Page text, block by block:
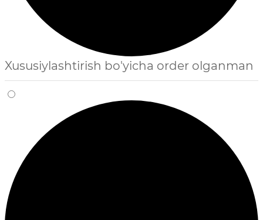
Xususiylashtirish bo'yicha order olganman